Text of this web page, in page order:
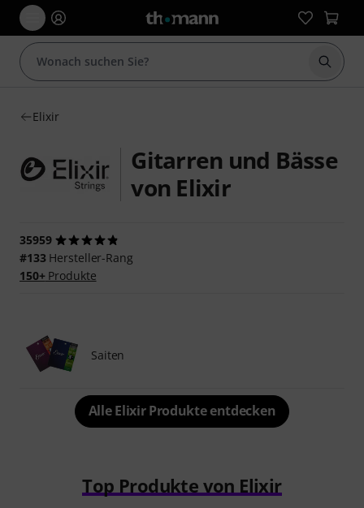
Suche
Elixir
Gitarren und Bässe
von Elixir
35959
#133Hersteller-Rang
150+Produkte
Saiten
Alle Elixir Produkte entdecken
Top Produkte von Elixir